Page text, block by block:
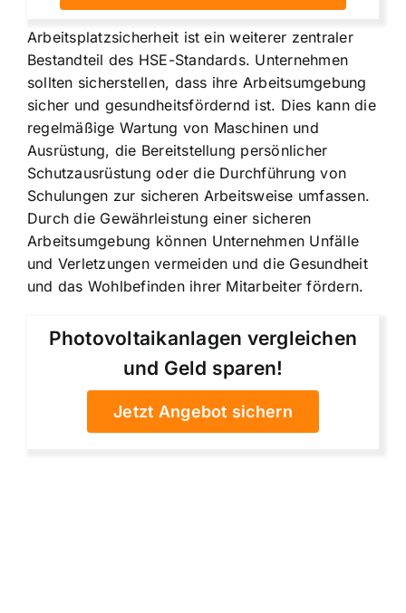
Arbeitsplatzsicherheit ist ein weiterer zentraler
Bestandteil des HSE-Standards. Unternehmen
sollten sicherstellen, dass ihre Arbeitsumgebung
sicher und gesundheitsfördernd ist. Dies kann die
regelmäßige Wartung von Maschinen und
Ausrüstung, die Bereitstellung persönlicher
Schutzausrüstung oder die Durchführung von
Schulungen zur sicheren Arbeitsweise umfassen.
Durch die Gewährleistung einer sicheren
Arbeitsumgebung können Unternehmen Unfälle
und Verletzungen vermeiden und die Gesundheit
und das Wohlbefinden ihrer Mitarbeiter fördern.
Photovoltaikanlagen vergleichen
und Geld sparen!
Jetzt Angebot sichern